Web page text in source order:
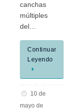
canchas
múltiples
del…
Continuar
Leyendo
10 de
mayo de